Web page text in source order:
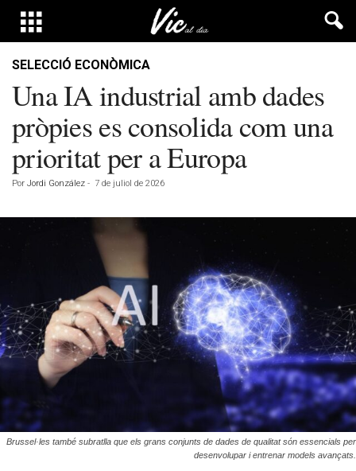
SELECCIÓ ECONÒMICA
Una IA industrial amb dades
pròpies es consolida com una
prioritat per a Europa
Por Jordi González - 7 de juliol de 2026
Brussel·les també subratlla que els grans conjunts de dades de qualitat són essencials per
desenvolupar i entrenar models avançats.